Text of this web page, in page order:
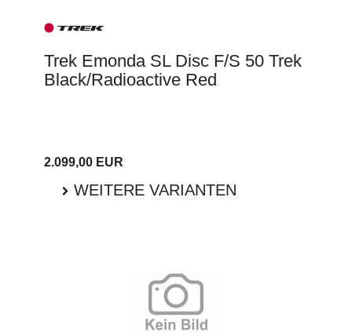
Trek Emonda SL Disc F/S 50 Trek
Black/Radioactive Red
2.099,00 EUR
WEITERE VARIANTEN